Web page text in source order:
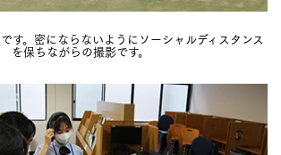
す。密にならないようにソーシャルディスタンス
を保ちながらの撮影です。